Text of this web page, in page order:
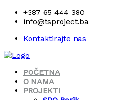
+387 65 444 380
info@tsproject.ba
Kontaktirajte nas
POČETNA
O NAMA
PROJEKTI